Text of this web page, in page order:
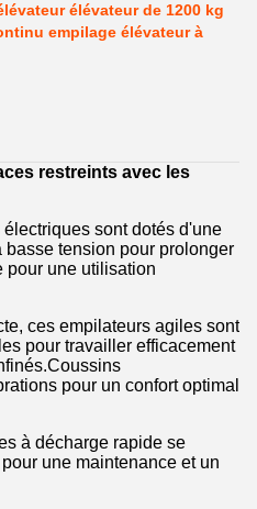
élévateur de 1200 kg
empilage élévateur à
restreints avec les
sont dotés d'une
tension pour prolonger
pour une utilisation
ces empilateurs agiles sont
pour travailler efficacement
pour un confort optimal
à décharge rapide se
une maintenance et un